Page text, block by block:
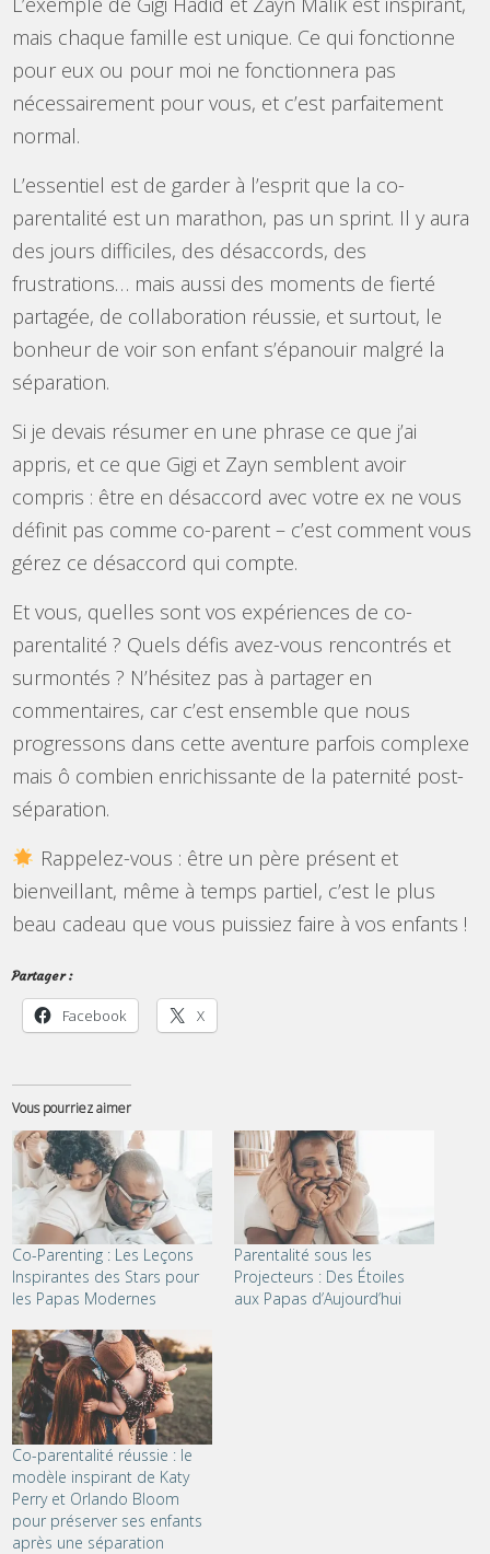
mais chaque famille est unique. Ce qui fonctionne
pour eux ou pour moi ne fonctionnera pas
nécessairement pour vous, et c’est parfaitement
normal.
L’essentiel est de garder à l’esprit que la co-
parentalité est un marathon, pas un sprint. Il y aura
des jours difficiles, des désaccords, des
frustrations… mais aussi des moments de fierté
partagée, de collaboration réussie, et surtout, le
bonheur de voir son enfant s’épanouir malgré la
séparation.
Si je devais résumer en une phrase ce que j’ai
appris, et ce que Gigi et Zayn semblent avoir
compris : être en désaccord avec votre ex ne vous
définit pas comme co-parent – c’est comment vous
gérez ce désaccord qui compte.
Et vous, quelles sont vos expériences de co-
parentalité ? Quels défis avez-vous rencontrés et
surmontés ? N’hésitez pas à partager en
commentaires, car c’est ensemble que nous
progressons dans cette aventure parfois complexe
mais ô combien enrichissante de la paternité post-
séparation.
Rappelez-vous : être un père présent et
bienveillant, même à temps partiel, c’est le plus
beau cadeau que vous puissiez faire à vos enfants !
Partager :
Facebook X
Vous pourriez aimer
Co-Parenting : Les Leçons
Inspirantes des Stars pour
les Papas Modernes
Parentalité sous les
Projecteurs : Des Étoiles
aux Papas d’Aujourd’hui
Co-parentalité réussie : le
modèle inspirant de Katy
Perry et Orlando Bloom
pour préserver ses enfants
après une séparation